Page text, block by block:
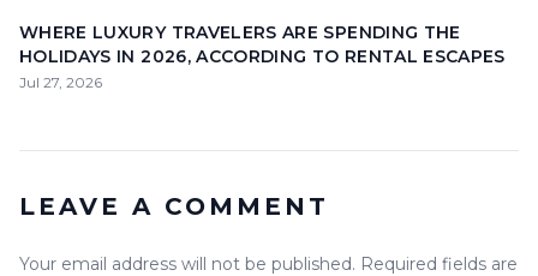
WHERE LUXURY TRAVELERS ARE SPENDING THE
HOLIDAYS IN 2026, ACCORDING TO RENTAL ESCAPES
Jul 27, 2026
LEAVE A COMMENT
Your email address will not be published. Required fields are